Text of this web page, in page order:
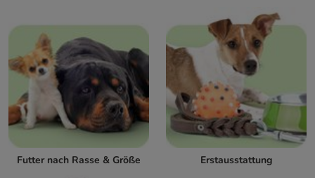
Futter nach Rasse & Größe Erstausstattung